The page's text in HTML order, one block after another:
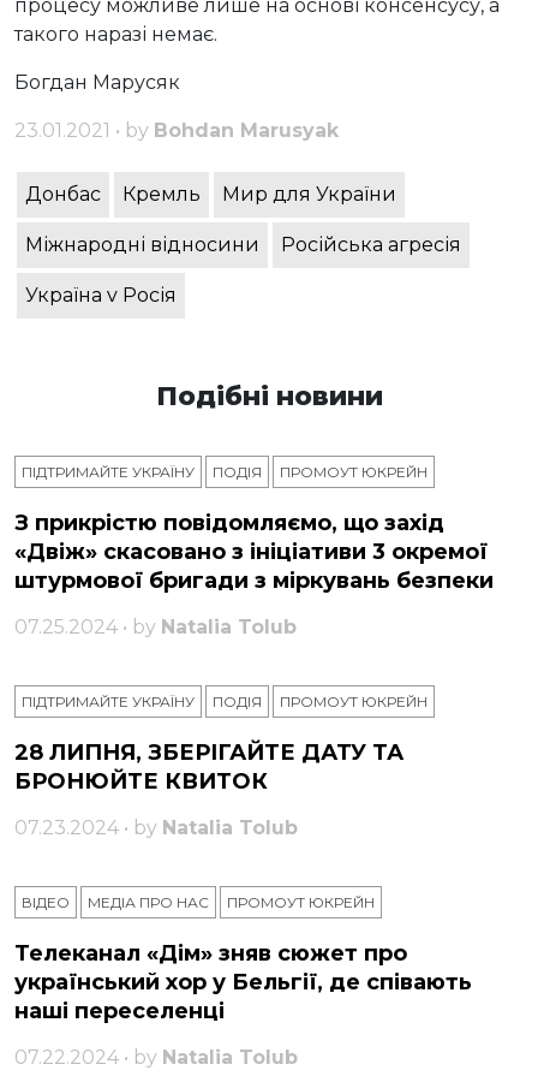
процесу можливе лише на основі консенсусу, а
такого наразі немає.
Богдан Марусяк
23.01.2021 • by Bohdan Marusyak
Донбас Кремль Мир для України
Міжнародні відносини Російська агресія
Україна v Росія
Подібні новини
ПІДТРИМАЙТЕ УКРАЇНУ ПОДІЯ ПРОМОУТ ЮКРЕЙН
З прикрістю повідомляємо, що захід
«Двіж» скасовано з ініціативи 3 окремої
штурмової бригади з міркувань безпеки
07.25.2024 • by Natalia Tolub
ПІДТРИМАЙТЕ УКРАЇНУ ПОДІЯ ПРОМОУТ ЮКРЕЙН
28 ЛИПНЯ, ЗБЕРІГАЙТЕ ДАТУ ТА
БРОНЮЙТЕ КВИТОК
07.23.2024 • by Natalia Tolub
ВІДЕО МЕДІА ПРО НАС ПРОМОУТ ЮКРЕЙН
Телеканал «Дім» зняв сюжет про
український хор у Бельгії, де співають
наші переселенці
07.22.2024 • by Natalia Tolub